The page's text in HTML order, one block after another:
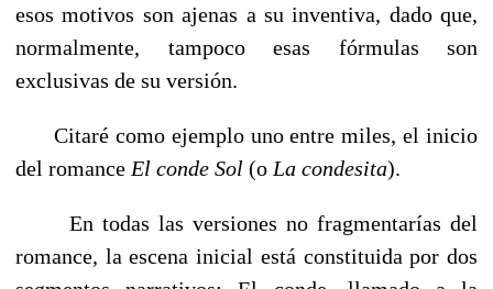
esos motivos son ajenas a su inventiva, dado que,
normalmente, tampoco esas fórmulas son
exclusivas de su versión.
Citaré como ejemplo uno entre miles, el inicio
del romance El conde Sol (o La condesita).
En todas las versiones no fragmentarías del
romance, la escena inicial está constituida por dos